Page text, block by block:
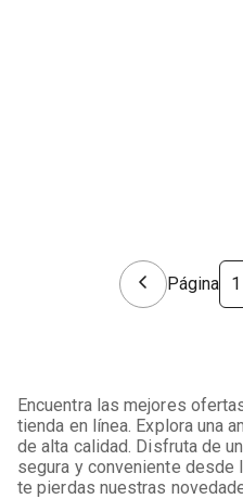
Página
Encuentra las mejores
tienda en línea. Explora una
de alta calidad. Disfruta de
segura y conveniente desde
te pierdas nuestras